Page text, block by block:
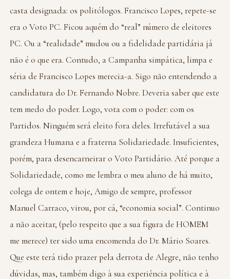
casta designada: os politólogos. Francisco Lopes, repete-se
era o Voto PC. Ficou aquém do “real” número de eleitores
PC. Ou a “realidade” mudou ou a fidelidade partidária já
não é o que era. Contudo, a Campanha simpática, limpa e
séria de Francisco Lopes merecia-a. Sigo não entendendo a
candidatura do Dr. Fernando Nobre. Deveria saber que este
tem medo do poder. Logo, vota com o poder: com os
Partidos. Ninguém será eleito fora deles. Irrefutável a sua
grandeza Humana e a fraterna Solidariedade. Insuficientes,
porém, para desencarneirar o Voto Partidário. Até porque a
Solidariedade, como me lembra o meu aluno de há muito,
colega de ontem e hoje, Amigo de sempre, professor
Manuel Carraco, virou, por cá, “economia social”. Continuo
a não aceitar, (pelo respeito que a sua figura de HOMEM
me merece) ter sido uma encomenda do Dr. Mário Soares.
Que este terá tido prazer pela derrota de Alegre, não tenho
dúvidas, mas, também digo à sua experiência política e à